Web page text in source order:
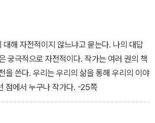
대해 자전적이지 않느냐고 묻는다. 나의 대답
궁극적으로 자전적이다. 작가는 여러 권의 책
을 쓴다. 우리는 우리의 삶을 통해 우리의 이야
점에서 누구나 작가다. -25쪽